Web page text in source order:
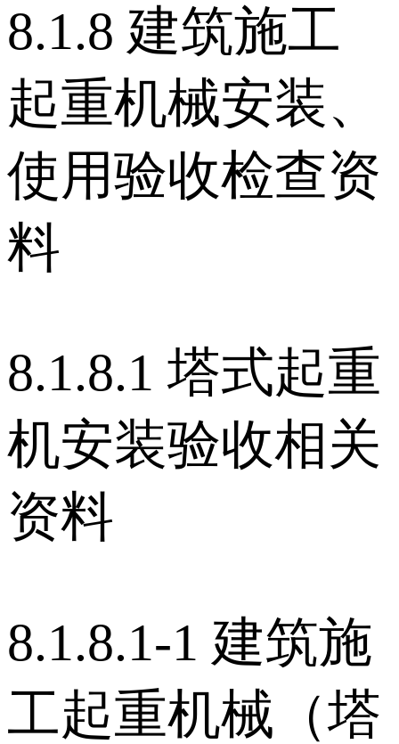
8.1.8 建筑施工
起重机械安装、
使用验收检查资
料
8.1.8.1 塔式起重
机安装验收相关
资料
8.1.8.1-1 建筑施
工起重机械（塔